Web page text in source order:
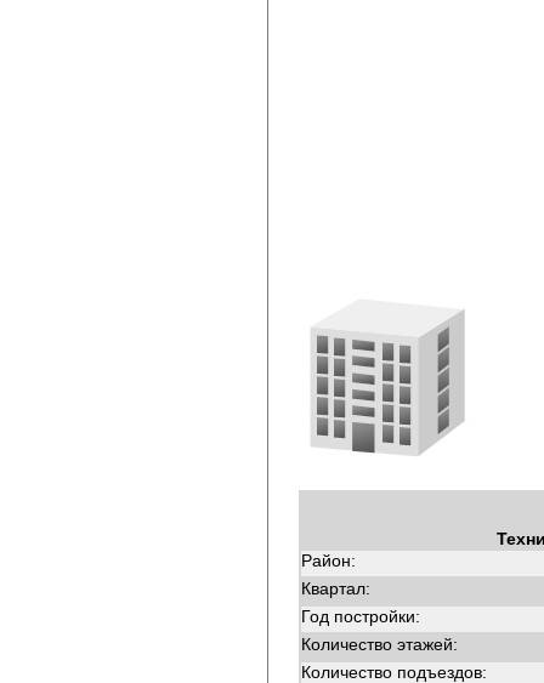
Район:
Квартал:
Год постройки:
Количество этажей:
Количество подъездов: